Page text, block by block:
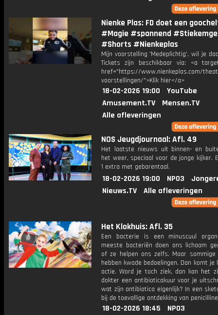
Nienke Plas: FD doet een
#Magie #spannend
#Shorts #Nienkeplas
Mijn voorstelling 'Medeplichtig', wil je
Tickets zijn beschikbaar via: <a
href="https://www.nienkeplas.com/
voorstellingen/">Klik hier</a>
18-02-2026 19:00
YouTube
Amusement.TV
Mensen.TV
Alle afleveringen
NOS Jeugdjournaal: Afl. 49
Het laatste nieuws uit binnen- en
het weer, speciaal voor de jonge kijker.
1 extra met gebarentaal.
18-02-2026 19:00 NPO3
Nieuws.TV
Alle afleveringen
Het Klokhuis: Afl. 35
Een bacterie is een minuscuul
meeste bacteriën doen ons lichaam
of ze helpen ons zelfs. Maar sommige
hebben kwade bedoelingen. Dan komt je
actie. Word je toch ziek, dan kan het
dokter een antibioticakuur voor je
wat zijn antibiotica eigenlijk? In een
bij de toevallige ontdekking van
18-02-2026 18:45
NPO3